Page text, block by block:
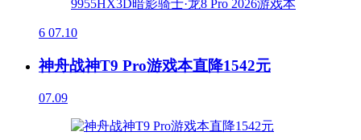
6 07.10
神舟战神T9 Pro游戏本直降1542元
07.09